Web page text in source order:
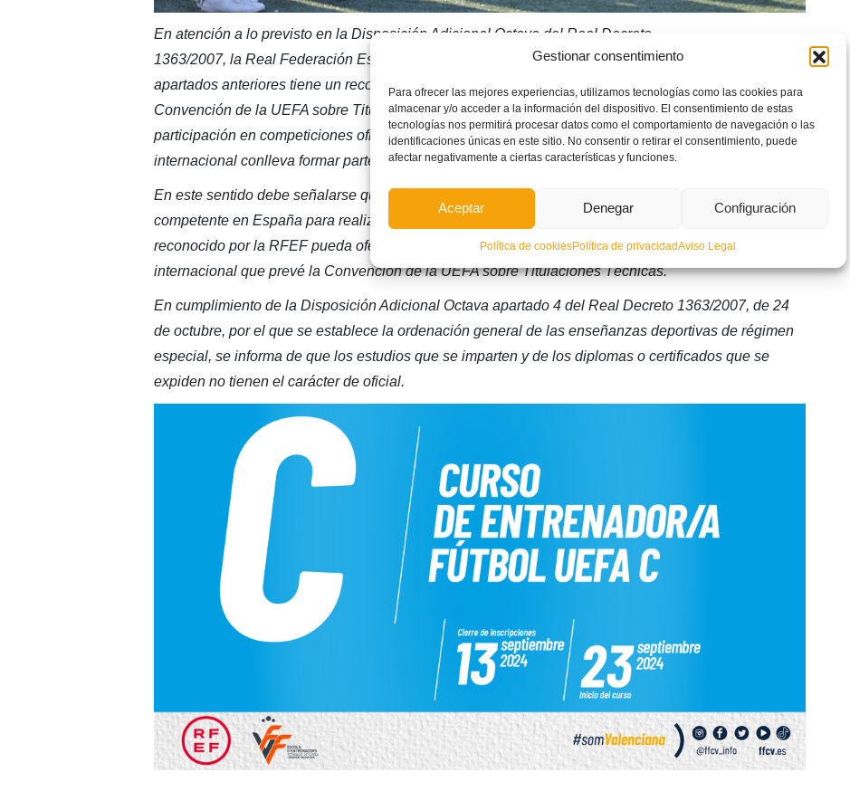
Gestionar consentimiento
Para ofrecer las mejores experiencias, utilizamos tecnologías como las cookies para
almacenar y/o acceder a la información del dispositivo. El consentimiento de estas
tecnologías nos permitirá procesar datos como el comportamiento de navegación o las
identificaciones únicas en este sitio. No consentir o retirar el consentimiento, puede
afectar negativamente a ciertas características y funciones.
Aceptar Denegar Configuración
Política de cookiesPolítica de privacidadAviso Legal
En atención a lo previsto en la Disposición Adicional Octava del Real Decreto
1363/2007, la Real Federación Española de Fútbol manifiesta que toda la formaicón descrita en los
apartados anteriores tiene un reconocimiento único y exclusivo de la UEFA (en el marco de la
Convención de la UEFA sobre Titulaciones Técnicas) con todas las consecuencias que a nivel de
participación en competiciones oficiales reconocidas por la FIFA y la UEFA y de movilidad
internacional conlleva formar parte de dichas estructuras como miembro de las mismas.
En este sentido debe señalarse que la UEFA y la FIFA sólo reconocen a la RFEF como el único ente
competente en España para realizar dichas formaciones sin que ningún ente no adscrito o
reconocido por la RFEF pueda ofertar dichos Diplomas y Licencias con la validez a nivel
internacional que prevé la Convención de la UEFA sobre Titulaciones Técnicas.
En cumplimiento de la Disposición Adicional Octava apartado 4 del Real Decreto 1363/2007, de 24
de octubre, por el que se establece la ordenación general de las enseñanzas deportivas de régimen
especial, se informa de que los estudios que se imparten y de los diplomas o certificados que se
expiden no tienen el carácter de oficial.